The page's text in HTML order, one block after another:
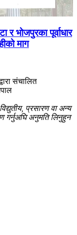
र भोजपुरका पूर्वाधार
माग
संचालित
प्रसारण वा अन्य
गर्नुअघि अनुमति लिनुहुन